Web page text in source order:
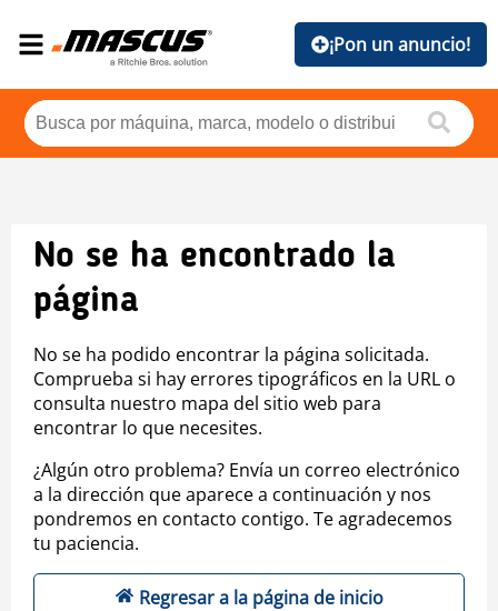
¡Pon un anuncio!
No se ha encontrado la
página
No se ha podido encontrar la página solicitada.
Comprueba si hay errores tipográficos en la URL o
consulta nuestro mapa del sitio web para
encontrar lo que necesites.
¿Algún otro problema? Envía un correo electrónico
a la dirección que aparece a continuación y nos
pondremos en contacto contigo. Te agradecemos
tu paciencia.
Regresar a la página de inicio